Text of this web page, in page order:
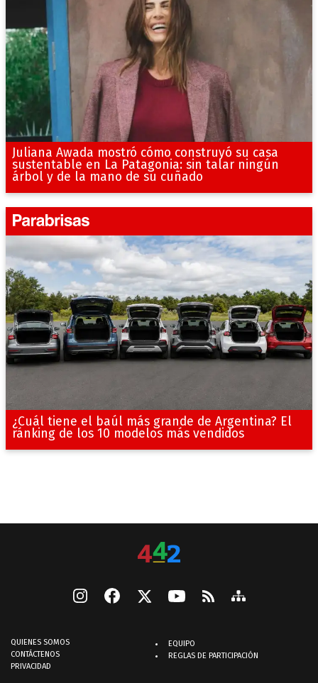
Juliana Awada mostró cómo construyó su casa
sustentable en La Patagonia: sin talar ningún
árbol y de la mano de su cuñado
¿Cuál tiene el baúl más grande de Argentina? El
ránking de los 10 modelos más vendidos
QUIENES SOMOS
CONTÁCTENOS
PRIVACIDAD
EQUIPO
REGLAS DE PARTICIPACIÓN